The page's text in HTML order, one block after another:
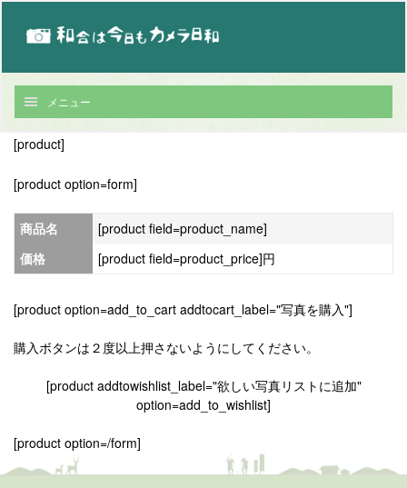
メニュー
[product]
[product option=form]
商品名
[product field=product_name]
価格
[product field=product_price]円
[product option=add_to_cart addtocart_label="写真を購入"]
購入ボタンは２度以上押さないようにしてください。
[product addtowishlist_label="欲しい写真リストに追加"
option=add_to_wishlist]
[product option=/form]